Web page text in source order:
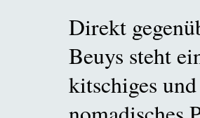
Direkt
Beuys steht
kitschiges